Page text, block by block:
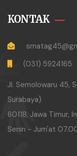
KONTAK
(031) 5924165
Jl. Semolowaru 45,
Surabaya)
60118, Jawa Timur,
Senin - Jum'at